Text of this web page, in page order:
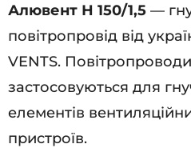
Алювент Н 150/1,5 —
повітропровід від
VENTS.
застосовуються для
елементів
пристроїв.